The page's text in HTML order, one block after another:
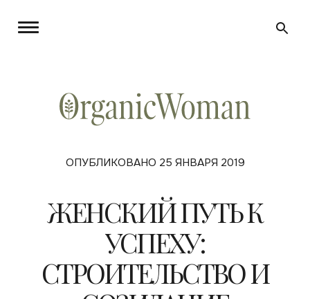
ОПУБЛИКОВАНО 25 ЯНВАРЯ 2019
ЖЕНСКИЙ ПУТЬ К
УСПЕХУ:
СТРОИТЕЛЬСТВО И